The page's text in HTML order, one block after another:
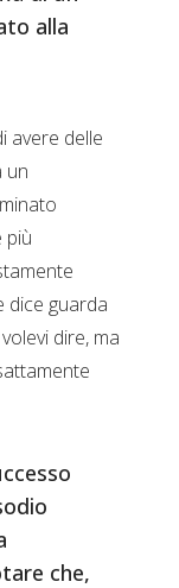
alla
avere delle
un
più
dice guarda
dire, ma
che,